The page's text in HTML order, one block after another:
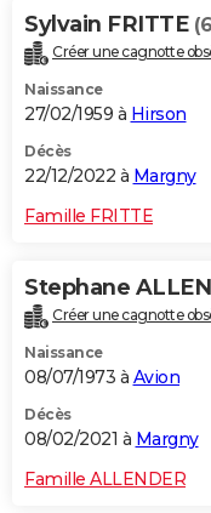
Bricolage
Lifestyle
Culture
Auto
Television
Voyage
Cinema
Sylvain FRITTE
Créer une cagnotte
Naissance
27/02/1959 à Hirson
Décès
22/12/2022 à Margny
Famille FRITTE
Stephane
Créer une cagnotte
Naissance
08/07/1973 à Avion
Décès
08/02/2021 à Margny
Famille ALLENDER